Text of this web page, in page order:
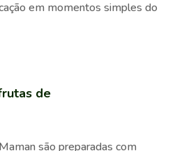
em momentos simples do
de
são preparadas com